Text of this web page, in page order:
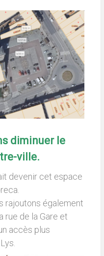
diminuer le
ville.
devenir cet espace
rajoutons également
rue de la Gare et
accès plus